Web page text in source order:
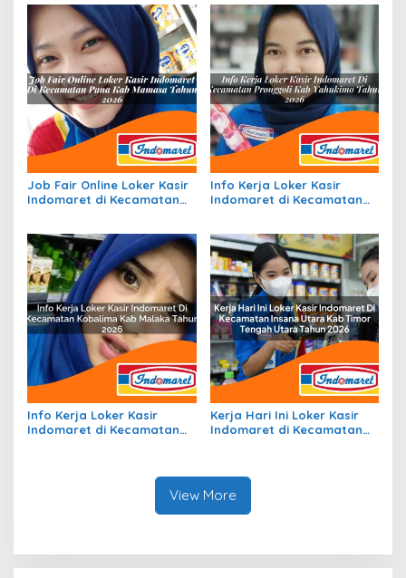
2026
Job Fair Online Loker Kasir
Indomaret di Kecamatan
Info Kerja Loker Kasir
Indomaret di Kecamatan
Info Kerja Loker Kasir
Indomaret di Kecamatan
Kerja Hari Ini Loker Kasir
Indomaret di Kecamatan
View More